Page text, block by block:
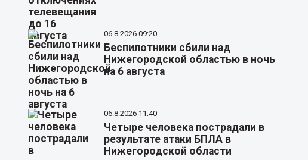
06.8.2026 09:20
Беспилотники сбили над
Нижегородской областью в ночь
на 6 августа
06.8.2026 11:40
Четыре человека пострадали в
результате атаки БПЛА в
Нижегородской области